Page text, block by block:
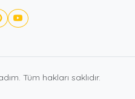
Tüm hakları saklıdır.